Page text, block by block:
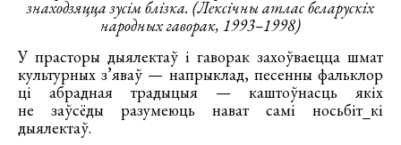
знаходзяцца зусім блізка. (Лексічны атлас беларускіх
народных гаворак, 1993–1998)
У прасторы дыялектаў і гаворак захоўваецца шмат
культурных з’яваў — напрыклад, песенны фальклор
ці абрадная традыцыя — каштоўнасць якіх
не заўсёды разумеюць нават самі носьбіт_кі
дыялектаў.